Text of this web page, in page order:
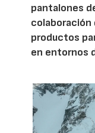
pantalones
colaboración
productos
en entornos